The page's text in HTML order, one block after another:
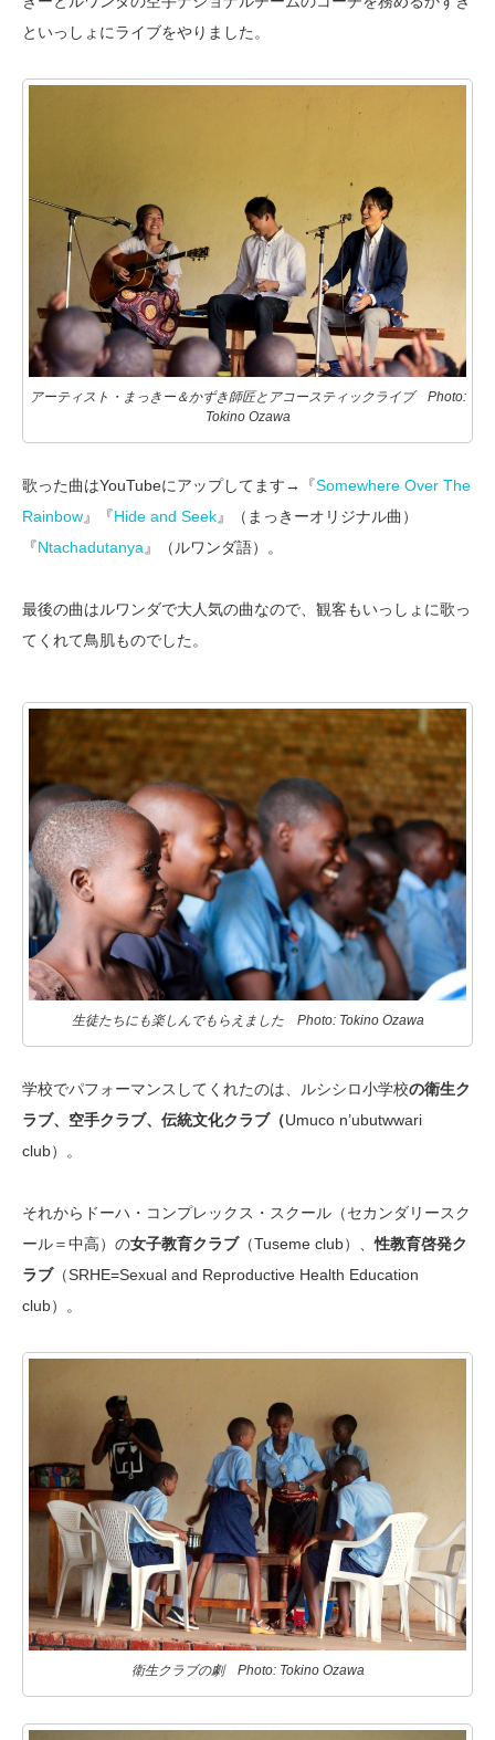
といっしょにライブをやりました。
アーティスト・まっきー＆かずき師匠とアコースティックライブ Photo:
Tokino Ozawa
歌った曲はYouTubeにアップしてます→『Somewhere Over The
Rainbow』『Hide and Seek』（まっきーオリジナル曲）
『Ntachadutanya 』（ルワンダ語）。
最後の曲はルワンダで大人気の曲なので、観客もいっしょに歌っ
てくれて鳥肌ものでした。
生徒たちにも楽しんでもらえました Photo: Tokino Ozawa
学校でパフォーマンスしてくれたのは、ルシシロ小学校の衛生ク
ラブ、空手クラブ、伝統文化クラブ（Umuco n’ubutwwari
club）。
それからドーハ・コンプレックス・スクール（セカンダリースク
ール＝中高）の女子教育クラブ（Tuseme club）、性教育啓発ク
ラブ（SRHE=Sexual and Reproductive Health Education
club）。
衛生クラブの劇 Photo: Tokino Ozawa